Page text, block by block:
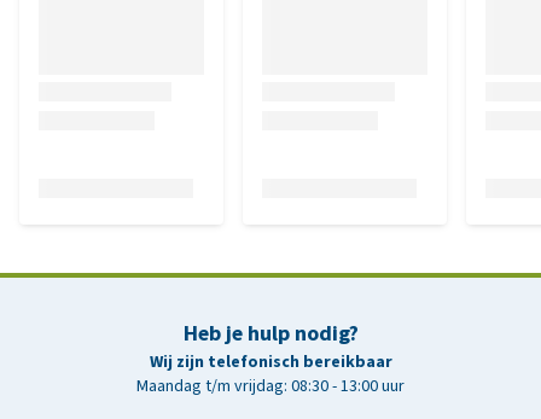
Heb je hulp nodig?
Wij zijn telefonisch bereikbaar
Maandag t/m vrijdag: 08:30 - 13:00 uur